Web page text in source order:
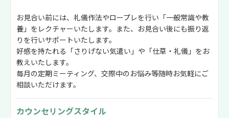
お見合い前には、礼儀作法やロープレを行い「一般常識や教
養」をレクチャーいたします。また、お見合い後にも振り返
りを行いサポートいたします。
好感を持たれる「さりげない気遣い」や「仕草・礼儀」をお
教えいたします。
毎月の定期ミーティング、交際中のお悩み等随時お気軽にご
相談いただけます。
カウンセリングスタイル